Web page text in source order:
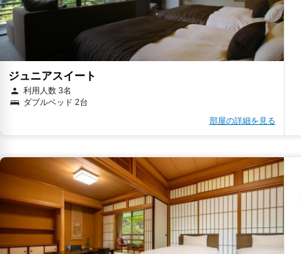
ジュニアスイート
利用人数 3名
ダブルベッド 2台
部屋の詳細を見る